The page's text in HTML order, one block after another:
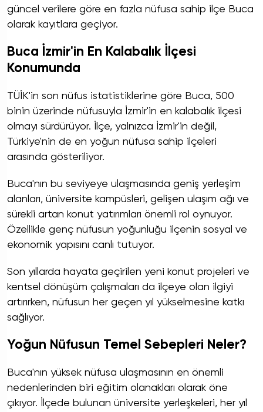
güncel verilere göre en fazla nüfusa sahip ilçe Buca
olarak kayıtlara geçiyor.
Buca İzmir'in En Kalabalık İlçesi
Konumunda
TÜİK'in son nüfus istatistiklerine göre Buca, 500
binin üzerinde nüfusuyla İzmir'in en kalabalık ilçesi
olmayı sürdürüyor. İlçe, yalnızca İzmir'in değil,
Türkiye'nin de en yoğun nüfusa sahip ilçeleri
arasında gösteriliyor.
Buca'nın bu seviyeye ulaşmasında geniş yerleşim
alanları, üniversite kampüsleri, gelişen ulaşım ağı ve
sürekli artan konut yatırımları önemli rol oynuyor.
Özellikle genç nüfusun yoğunluğu ilçenin sosyal ve
ekonomik yapısını canlı tutuyor.
Son yıllarda hayata geçirilen yeni konut projeleri ve
kentsel dönüşüm çalışmaları da ilçeye olan ilgiyi
artırırken, nüfusun her geçen yıl yükselmesine katkı
sağlıyor.
Yoğun Nüfusun Temel Sebepleri Neler?
Buca'nın yüksek nüfusa ulaşmasının en önemli
nedenlerinden biri eğitim olanakları olarak öne
çıkıyor. İlçede bulunan üniversite yerleşkeleri, her yıl